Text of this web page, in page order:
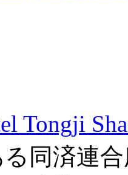
Tongji
同済連